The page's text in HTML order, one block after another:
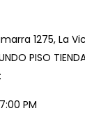
1275, La
PISO
PM